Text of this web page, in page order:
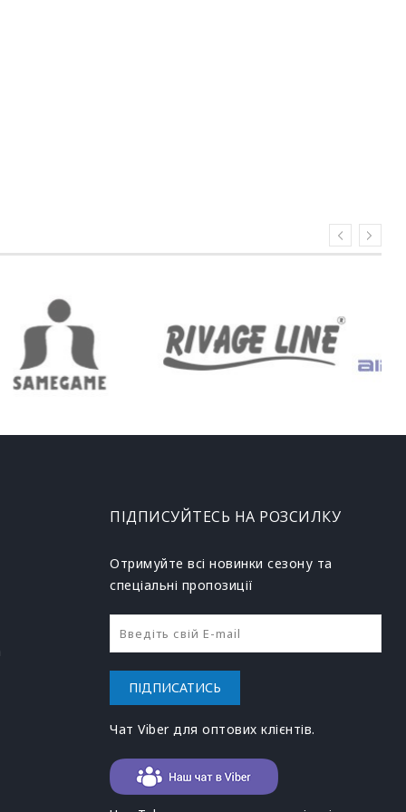
ПІДПИСУЙТЕСЬ НА РОЗСИЛКУ
Отримуйте всі новинки сезону та
спеціальні пропозиції
ПІДПИСАТИСЬ
Чат Viber для оптових клієнтів.